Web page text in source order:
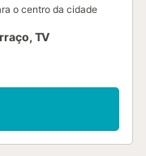
o centro da cidade
TV